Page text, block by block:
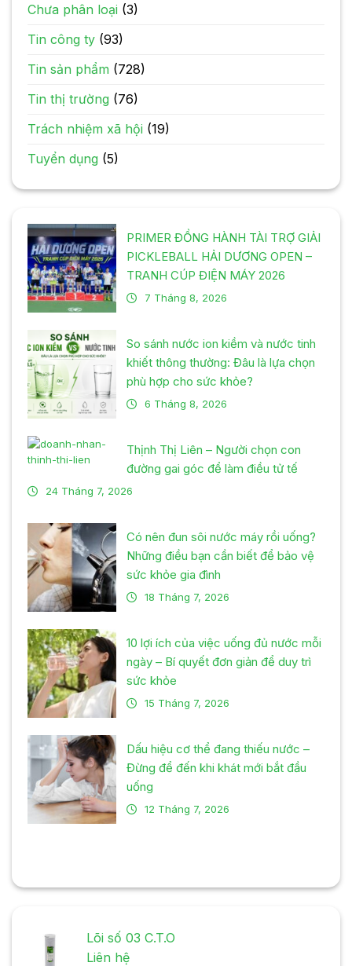
Chưa phân loại (3)
Tin công ty (93)
Tin sản phẩm (728)
Tin thị trường (76)
Trách nhiệm xã hội (19)
Tuyển dụng (5)
PRIMER ĐỒNG HÀNH TÀI TRỢ GIẢI
PICKLEBALL HẢI DƯƠNG OPEN –
TRANH CÚP ĐIỆN MÁY 2026
7 Tháng 8, 2026
So sánh nước ion kiềm và nước tinh
khiết thông thường: Đâu là lựa chọn
phù hợp cho sức khỏe?
6 Tháng 8, 2026
Thịnh Thị Liên – Người chọn con
đường gai góc để làm điều tử tế
24 Tháng 7, 2026
Có nên đun sôi nước máy rồi uống?
Những điều bạn cần biết để bảo vệ
sức khỏe gia đình
18 Tháng 7, 2026
10 lợi ích của việc uống đủ nước mỗi
ngày – Bí quyết đơn giản để duy trì
sức khỏe
15 Tháng 7, 2026
Dấu hiệu cơ thể đang thiếu nước –
Đừng để đến khi khát mới bắt đầu
uống
12 Tháng 7, 2026
Lõi số 03 C.T.O
Liên hệ